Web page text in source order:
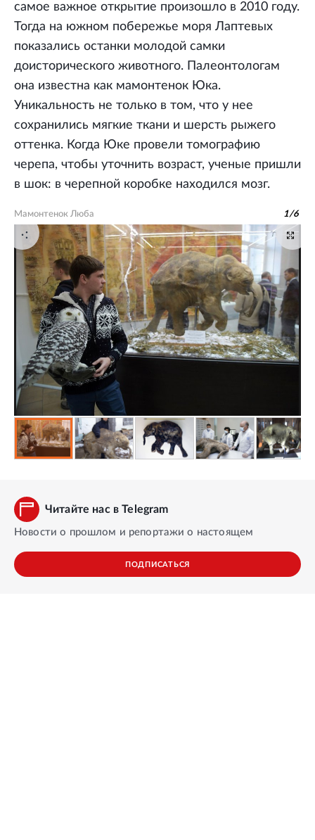
самое важное открытие произошло в 2010 году.
Тогда на южном побережье моря Лаптевых
показались останки молодой самки
доисторического животного. Палеонтологам
она известна как мамонтенок Юка.
Уникальность не только в том, что у нее
сохранились мягкие ткани и шерсть рыжего
оттенка. Когда Юке провели томографию
черепа, чтобы уточнить возраст, ученые пришли
в шок: в черепной коробке находился мозг.
Мамонтенок Люба 1/6
Читайте нас в Telegram
Новости о прошлом и репортажи о настоящем
ПОДПИСАТЬСЯ